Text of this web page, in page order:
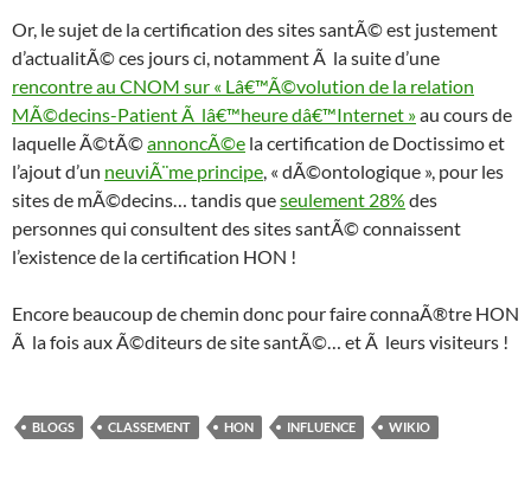
Or, le sujet de la certification des sites santÃ© est justement
d’actualitÃ© ces jours ci, notamment Ã la suite d’une
rencontre au CNOM sur « Lâ€™Ã©volution de la relation
MÃ©decins-Patient Ã lâ€™heure dâ€™Internet »au cours de
laquelle Ã©tÃ©annoncÃ©e la certification de Doctissimo et
l’ajout d’un neuviÃ¨me principe, « dÃ©ontologique », pour les
sites de mÃ©decins… tandis queseulement 28% des
personnes qui consultent des sites santÃ© connaissent
l’existence de la certification HON !
Encore beaucoup de chemin donc pour faire connaÃ®tre HON
Ã la fois aux Ã©diteurs de site santÃ©… et Ã leurs visiteurs !
BLOGS CLASSEMENT HON INFLUENCE WIKIO